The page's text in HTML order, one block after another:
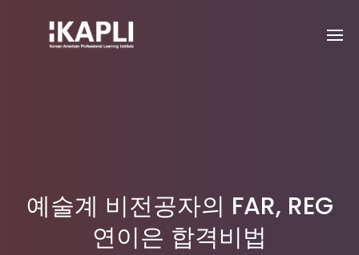
예술계 비전공자의 FAR, REG
연이은 합격비법